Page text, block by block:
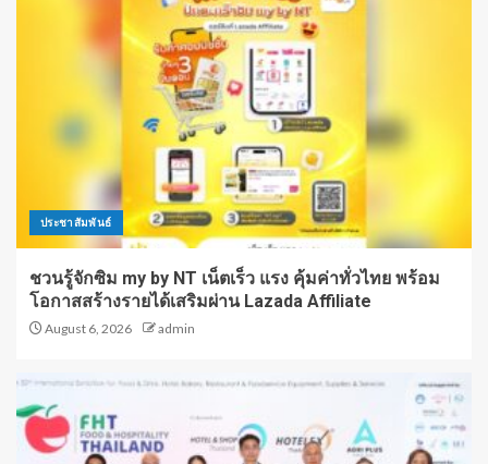
ประชาสัมพันธ์
ชวนรู้จักซิม my by NT เน็ตเร็ว แรง คุ้มค่าทั่วไทย พร้อม
โอกาสสร้างรายได้เสริมผ่าน Lazada Affiliate
August 6, 2026 admin